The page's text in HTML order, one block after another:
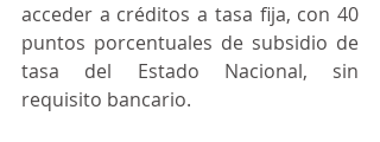
acceder a créditos a tasa fija, con 40
puntos porcentuales de subsidio de
tasa del Estado Nacional, sin
requisito bancario.